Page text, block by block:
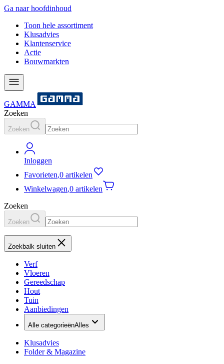
Ga naar hoofdinhoud
Toon hele assortiment
Klusadvies
Klantenservice
Actie
Bouwmarkten
GAMMA
Zoeken
Zoeken
Inloggen
Favorieten,0 artikelen
Winkelwagen,0 artikelen
Zoeken
Zoeken
Zoekbalk sluiten
Verf
Vloeren
Gereedschap
Hout
Tuin
Aanbiedingen
Alle categorieënAlles
Klusadvies
Folder & Magazine